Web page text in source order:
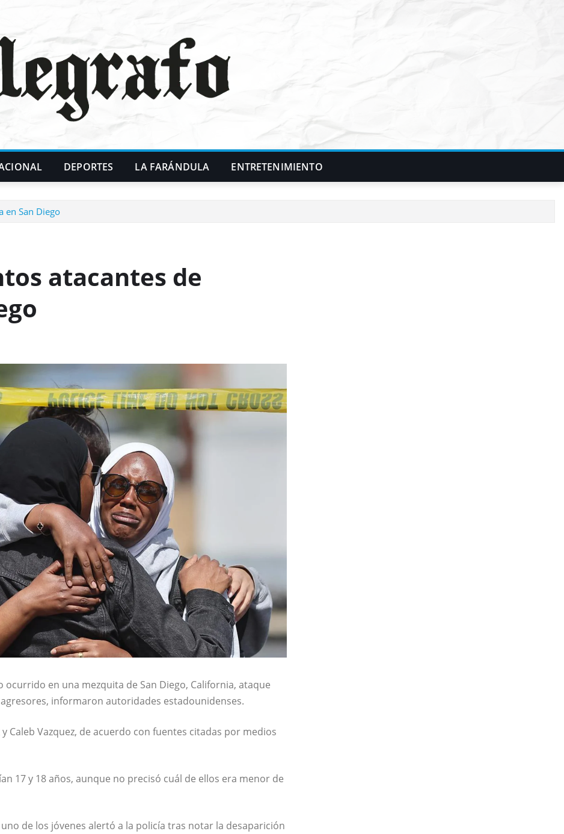
DEPORTES LA FARÁNDULA ENTRETENIMIENTO
en San Diego
atacantes de
en una mezquita de San Diego, California, ataque
informaron autoridades estadounidenses.
Caleb Vazquez, de acuerdo con fuentes citadas por medios
17 y 18 años, aunque no precisó cuál de ellos era menor de
de los jóvenes alertó a la policía tras notar la desaparición